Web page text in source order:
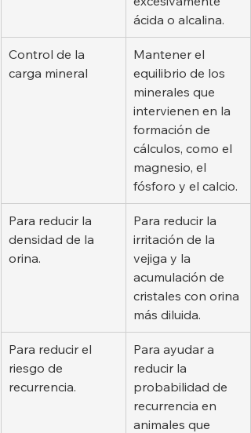
ácida o alcalina.
Control de la
carga mineral
Mantener el
equilibrio de los
minerales que
intervienen en la
formación de
cálculos, como el
magnesio, el
fósforo y el calcio.
Para reducir la
densidad de la
orina.
Para reducir la
irritación de la
vejiga y la
acumulación de
cristales con orina
más diluida.
Para reducir el
riesgo de
recurrencia.
Para ayudar a
reducir la
probabilidad de
recurrencia en
animales que